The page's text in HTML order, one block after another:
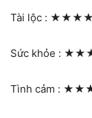
Tài lộc :
Sức khỏe :
Tình cảm :